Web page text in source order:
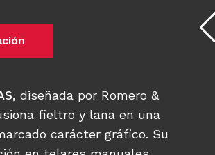
, diseñada por Romero &
fieltro y lana en una
carácter gráfico. Su